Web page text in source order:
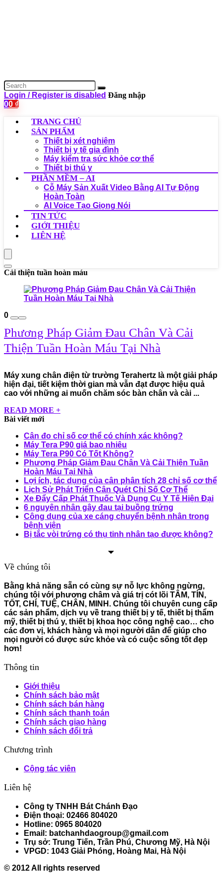
Login / Register is disabled Đăng nhập
00 ₫
TRANG CHỦ
SẢN PHẨM
Thiết bị xét nghiệm
Thiết bị y tế gia đình
Máy kiểm tra sức khỏe cơ thể
Thiết bị thú y
PHẦN MỀM – AI
Cỗ Máy Sản Xuất Video Bằng AI Tự Động
Hoàn Toàn
AI Voice Tạo Giọng Nói
TIN TỨC
GIỚI THIỆU
LIÊN HỆ
Cải thiện tuần hoàn máu
0
Phương Pháp Giảm Đau Chân Và Cải
Thiện Tuần Hoàn Máu Tại Nhà
Máy xung chân điện từ trường Terahertz là một giải pháp
hiện đại, tiết kiệm thời gian mà vẫn đạt được hiệu quả
cao với những ai muốn chăm sóc bàn chân và cài ...
READ MORE +
Bài viết mới
Cân đo chỉ số cơ thể có chính xác không?
Máy Tera P90 giá bao nhiêu
Máy Tera P90 Có Tốt Không?
Phương Pháp Giảm Đau Chân Và Cải Thiện Tuần
Hoàn Máu Tại Nhà
Lợi ích, tác dụng của cân phân tích 28 chỉ số cơ thể
Lịch Sử Phát Triển Cân Quét Chỉ Số Cơ Thể
Xe Đẩy Cấp Phát Thuốc Và Dụng Cụ Y Tế Hiện Đại
6 nguyên nhân gây đau tại buồng trứng
Công dụng của xe cáng chuyển bệnh nhân trong
bệnh viện
Bị tắc vòi trứng có thụ tinh nhân tạo được không?
Về chúng tôi
Bằng khả năng sẵn có cùng sự nỗ lực không ngừng,
chúng tôi với phương châm và giá trị cót lõi TÂM, TÍN,
TỐT, CHÍ, TUỆ, CHÂN, MINH. Chúng tôi chuyên cung cấp
các sản phẩm, dịch vụ về trang thiết bị y tế, thiết bị thẩm
mỹ, thiết bị thú y, thiết bị khoa học công nghệ cao… cho
các đơn vị, khách hàng và mọi người dân để giúp cho
mọi người có được sức khỏe và có cuộc sống tốt đẹp
hơn!
Thông tin
Giới thiệu
Chính sách bảo mật
Chính sách bán hàng
Chính sách thanh toán
Chính sách giao hàng
Chính sách đổi trả
Chương trình
Cộng tác viên
Liên hệ
Công ty TNHH Bát Chánh Đạo
Điện thoại: 02466 804020
Hotline: 0965 804020
Email: batchanhdaogroup@gmail.com
Trụ sở: Trung Tiến, Trần Phú, Chương Mỹ, Hà Nội
VPGD: 1043 Giải Phóng, Hoàng Mai, Hà Nội
© 2012 All rights reserved